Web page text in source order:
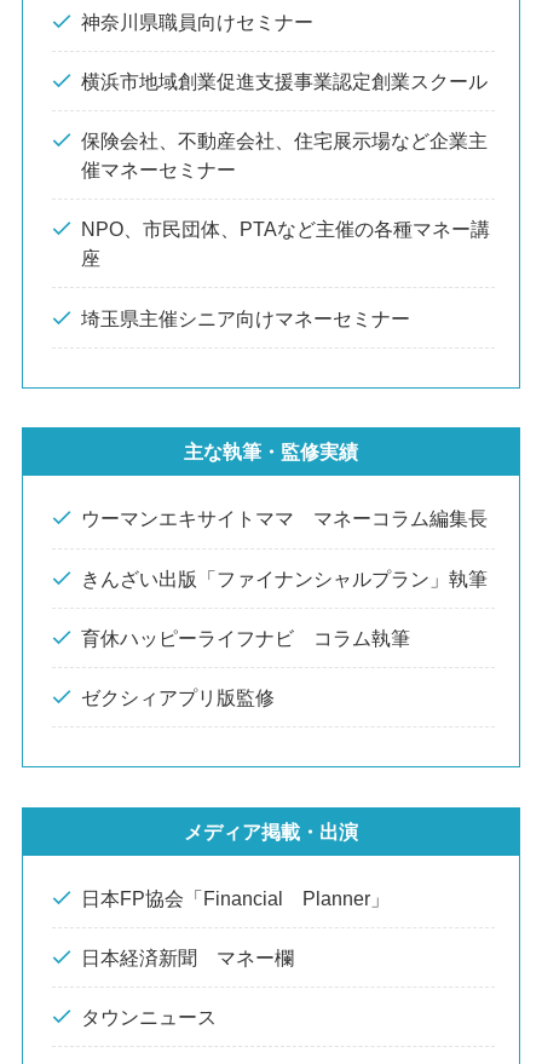
神奈川県職員向けセミナー
横浜市地域創業促進支援事業認定創業スクール
保険会社、不動産会社、住宅展示場など企業主
催マネーセミナー
NPO、市民団体、PTAなど主催の各種マネー講
座
埼玉県主催シニア向けマネーセミナー
主な執筆・監修実績
ウーマンエキサイトママ マネーコラム編集長
きんざい出版「ファイナンシャルプラン」執筆
育休ハッピーライフナビ コラム執筆
ゼクシィアプリ版監修
メディア掲載・出演
日本FP協会「Financial Planner」
日本経済新聞 マネー欄
タウンニュース